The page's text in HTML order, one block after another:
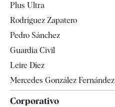
Televisión
Plus Ultra
Rodríguez Zapatero
Pedro Sánchez
Guardia Civil
Leire Díez
Mercedes González Fernández
Corporativo